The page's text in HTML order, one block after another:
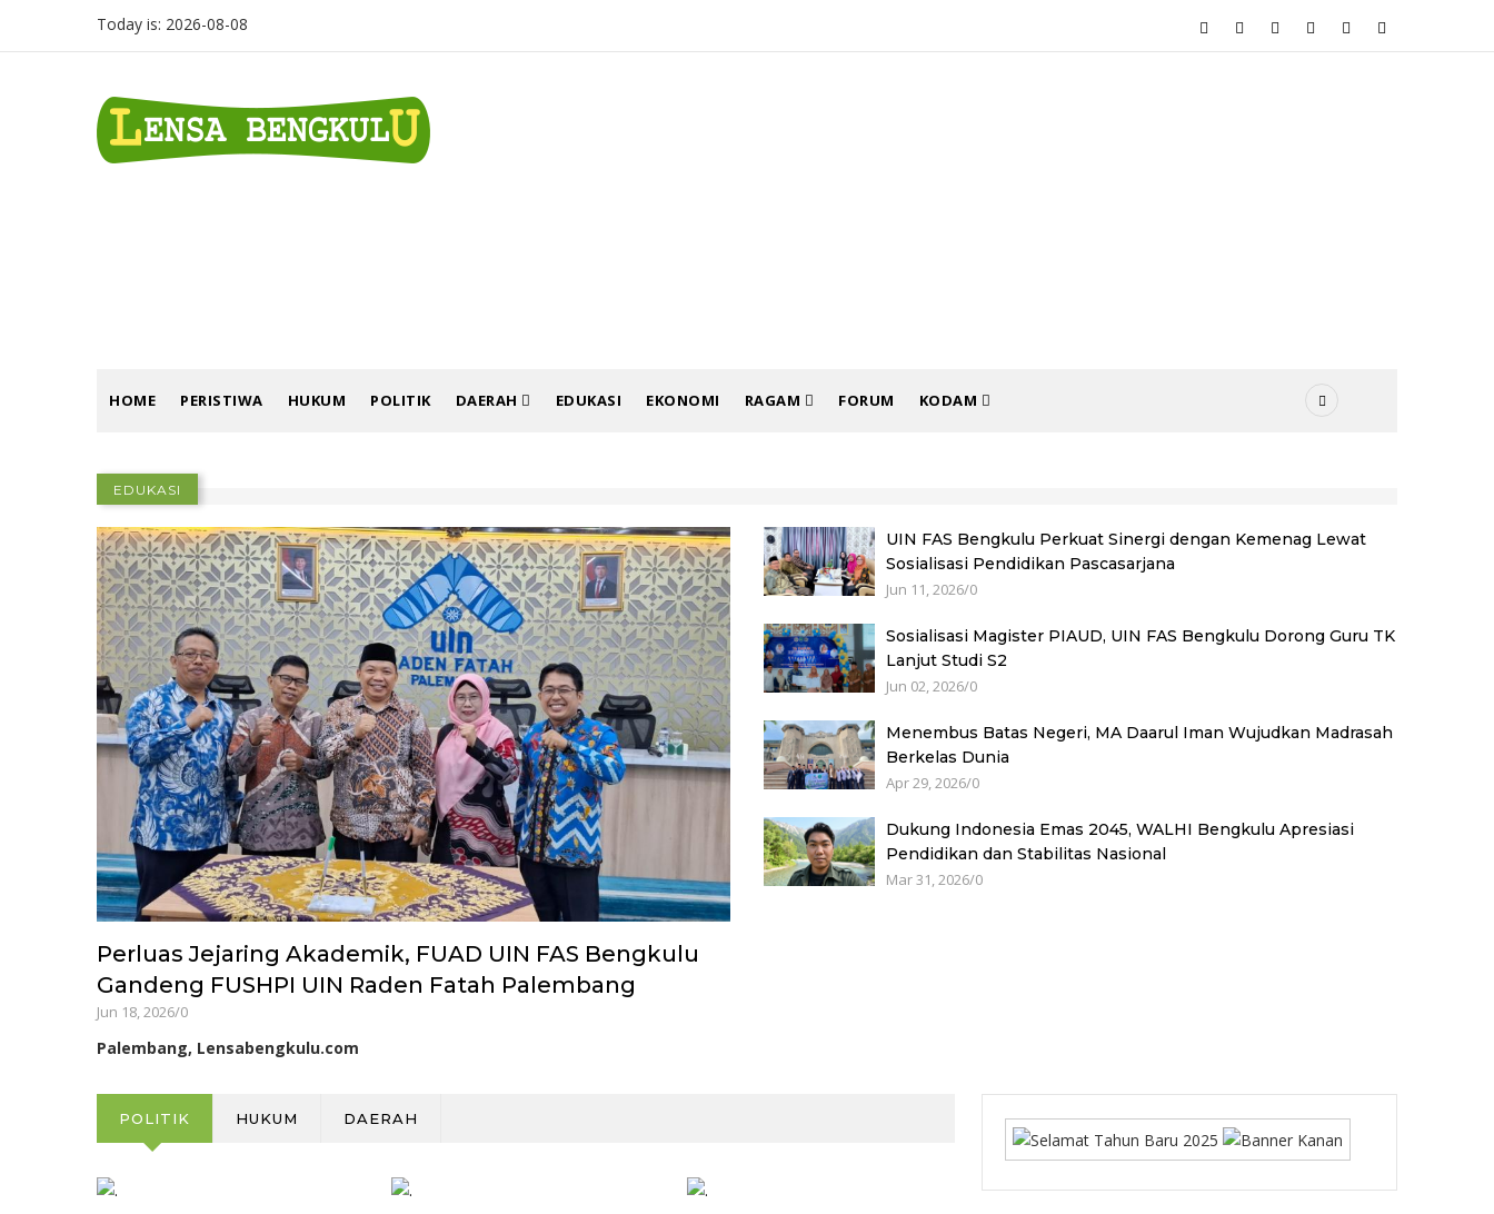
Today is: 2026-08-08
EKONOMI
HOME PERISTIWA HUKUM POLITIK DAERAH EDUKASI EKONOMI RAGAM FORUM KODAM
EDUKASI
Perluas Jejaring Akademik, FUAD UIN FAS Bengkulu
Gandeng FUSHPI UIN Raden Fatah Palembang
Jun 18, 2026/0
Palembang, Lensabengkulu.com
UIN FAS Bengkulu Perkuat Sinergi dengan Kemenag Lewat
Sosialisasi Pendidikan Pascasarjana
Jun 11, 2026/0
Sosialisasi Magister PIAUD, UIN FAS Bengkulu Dorong Guru TK
Lanjut Studi S2
Jun 02, 2026/0
Menembus Batas Negeri, MA Daarul Iman Wujudkan Madrasah
Berkelas Dunia
Apr 29, 2026/0
Dukung Indonesia Emas 2045, WALHI Bengkulu Apresiasi
Pendidikan dan Stabilitas Nasional
Mar 31, 2026/0
POLITIK HUKUM DAERAH